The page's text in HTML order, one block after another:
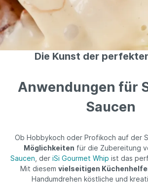
Die Kunst der
Anwendungen für
Saucen
Ob Hobbykoch oder Profikoch auf der
Möglichkeiten für die Zubereitung
Saucen , der iSi Gourmet Whip ist das
Mit diesem vielseitigen
Handumdrehen köstliche und